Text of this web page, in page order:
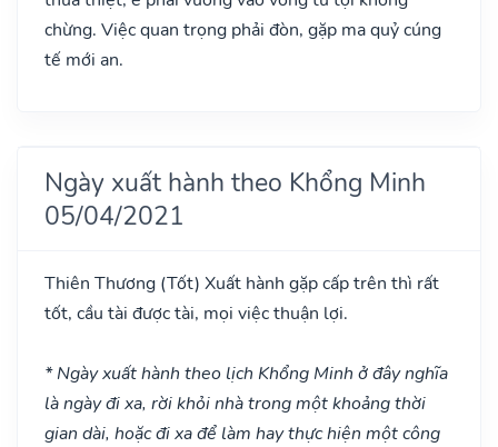
chừng. Việc quan trọng phải đòn, gặp ma quỷ cúng
tế mới an.
Ngày xuất hành theo Khổng Minh
05/04/2021
Thiên Thương (Tốt) Xuất hành gặp cấp trên thì rất
tốt, cầu tài được tài, mọi việc thuận lợi.
* Ngày xuất hành theo lịch Khổng Minh ở đây nghĩa
là ngày đi xa, rời khỏi nhà trong một khoảng thời
gian dài, hoặc đi xa để làm hay thực hiện một công